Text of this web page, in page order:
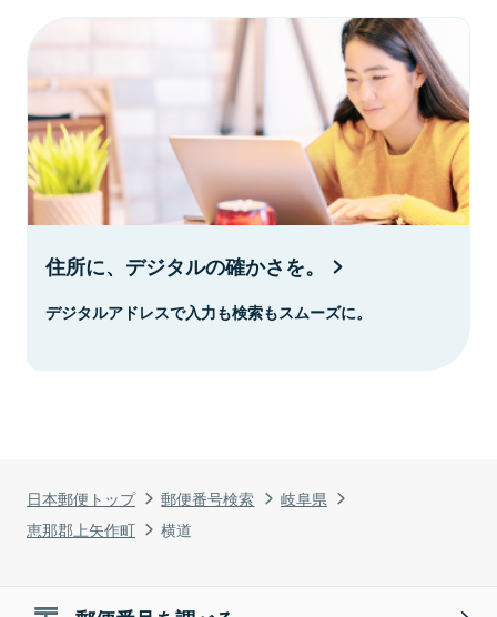
日本郵便トップ 郵便番号検索
岐阜県
恵那郡上矢作町
横道
住所に、デジタルの確かさを。
デジタルアドレスで入力も検索もスムーズに。